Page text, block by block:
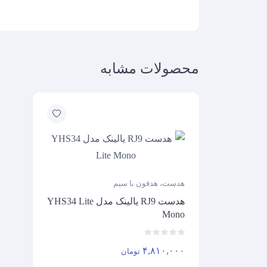
محصولات مشابه
هدست، هدفون با سیم
هدست RJ9 یالینک مدل YHS34 Lite
Mono
۴,۸۱۰,۰۰۰ تومان